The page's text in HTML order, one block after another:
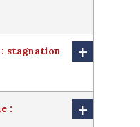
stagnation
+
:
+